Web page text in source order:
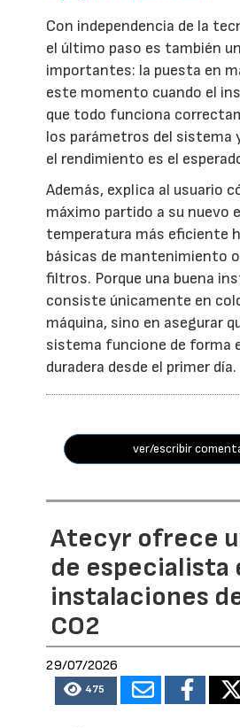
Con independencia de la
el último paso es también
importantes: la puesta en
este momento cuando el
que todo funciona
los parámetros del sistema
el rendimiento es el
Además, explica al usuario
máximo partido a su nuevo
temperatura más eficiente
básicas de mantenimiento
filtros. Porque una buena
consiste únicamente en
máquina, sino en asegurar
sistema funcione de forma
duradera desde el primer día.
ver/escribir
Atecyr ofrece
de especialista
instalaciones
CO2
29/07/2026
475